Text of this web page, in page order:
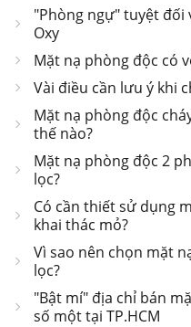
"Phòng ngự" tuyệt đối
Oxy
Mặt nạ phòng độc có
Vài điều cần lưu ý khi
Mặt nạ phòng độc
thế nào?
Mặt nạ phòng độc 2
lọc?
Có cần thiết sử dụng
khai thác mỏ?
Vì sao nên chọn mặt
lọc?
"Bật mí" địa chỉ bán
số một tại TP.HCM